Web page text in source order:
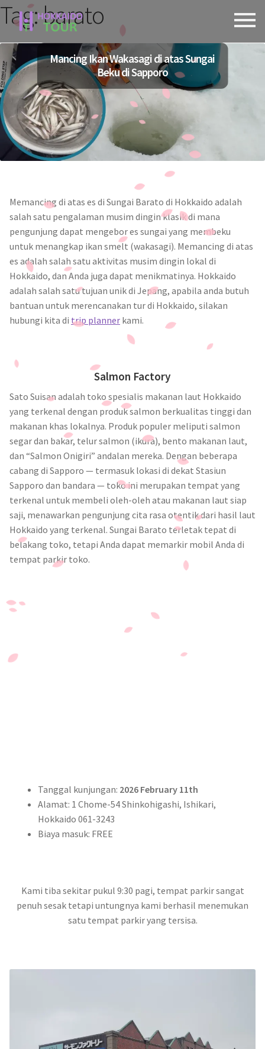
Skip
to
navigation
Skip
to
content
Tag:barato
Mancing Ikan Wakasagi di atas Sungai
Beku di Sapporo
Memancing di atas es di Sungai Barato di Hokkaido adalah
salah satu pengalaman musim dingin klasik di mana
pengunjung dapat mengebor es sungai yang membeku
untuk menangkap ikan smelt (wakasagi). Memancing di atas
es adalah salah satu aktivitas musim dingin lokal di
Hokkaido, dan Anda juga dapat menikmatinya. Hokkaido
adalah salah satu tujuan unik di Jepang, apabila anda butuh
bantuan untuk merencanakan tur di Hokkaido, silakan
hubungi kita di trip planner kami.
Salmon Factory
Sato Suisan adalah toko spesialis makanan laut Hokkaido
yang terkenal dengan produk salmon berkualitas tinggi dan
makanan khas lokalnya. Produk populer meliputi salmon
segar dan bakar, telur salmon (ikura), bento makanan laut,
dan “Salmon Onigiri” andalan mereka. Dengan beberapa
cabang di Sapporo — termasuk lokasi di dekat Stasiun
Sapporo dan bandara — toko ini merupakan tempat yang
terkenal untuk membeli oleh-oleh atau makanan laut siap
saji, menawarkan pengunjung cita rasa otentik dari hasil laut
Hokkaido yang terkenal. Sungai Barato terletak tepat di
belakang toko, tetapi Anda dapat memarkir mobil Anda di
tempat parkir toko.
Tanggal kunjungan: 2026 February 11th
Alamat: 1 Chome-54 Shinkohigashi, Ishikari,
Hokkaido 061-3243
Biaya masuk: FREE
Kami tiba sekitar pukul 9:30 pagi, tempat parkir sangat
penuh sesak tetapi untungnya kami berhasil menemukan
satu tempat parkir yang tersisa.